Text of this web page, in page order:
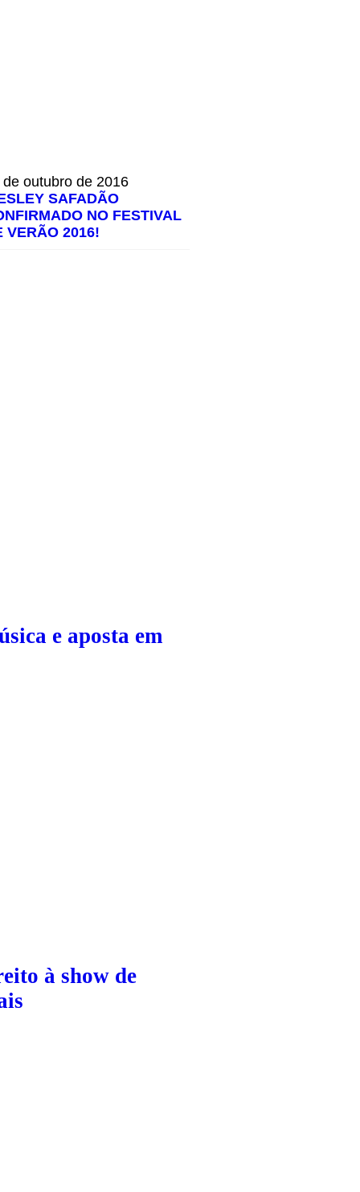
de outubro de 2016
SAFADÃO
NO FESTIVAL
VERÃO 2016!
e aposta em
à show de